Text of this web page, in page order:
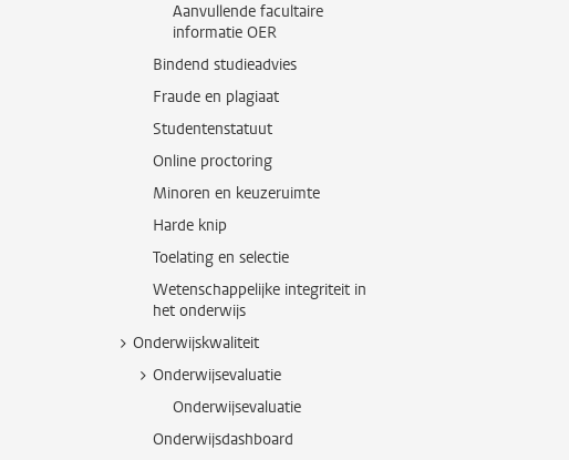
Aanvullende facultaire
informatie OER
Bindend studieadvies
Fraude en plagiaat
Studentenstatuut
Online proctoring
Minoren en keuzeruimte
Harde knip
Toelating en selectie
Wetenschappelijke integriteit in
het onderwijs
Onderwijskwaliteit
Onderwijsevaluatie
Onderwijsevaluatie
Onderwijsdashboard